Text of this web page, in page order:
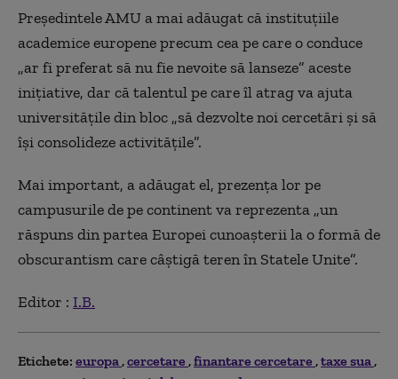
Președintele AMU a mai adăugat că instituțiile
academice europene precum cea pe care o conduce
„ar fi preferat să nu fie nevoite să lanseze” aceste
inițiative, dar că talentul pe care îl atrag va ajuta
universitățile din bloc „să dezvolte noi cercetări și să
își consolideze activitățile”.
Mai important, a adăugat el, prezența lor pe
campusurile de pe continent va reprezenta „un
răspuns din partea Europei cunoașterii la o formă de
obscurantism care câștigă teren în Statele Unite”.
Editor : I.B.
Etichete: europa cercetare finantare cercetare taxe sua